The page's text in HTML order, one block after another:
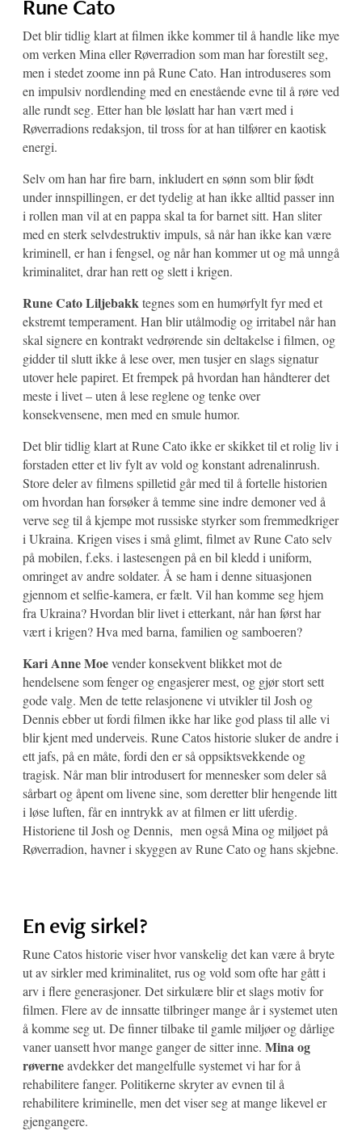
Rune Cato
Det blir tidlig klart at filmen ikke kommer til å handle like mye
om verken Mina eller Røverradion som man har forestilt seg,
men i stedet zoome inn på Rune Cato. Han introduseres som
en impulsiv nordlending med en enestående evne til å røre ved
alle rundt seg. Etter han ble løslatt har han vært med i
Røverradions redaksjon, til tross for at han tilfører en kaotisk
energi.
Selv om han har fire barn, inkludert en sønn som blir født
under innspillingen, er det tydelig at han ikke alltid passer inn
i rollen man vil at en pappa skal ta for barnet sitt. Han sliter
med en sterk selvdestruktiv impuls, så når han ikke kan være
kriminell, er han i fengsel, og når han kommer ut og må unngå
kriminalitet, drar han rett og slett i krigen.
Rune Cato Liljebakktegnes som en humørfylt fyr med et
ekstremt temperament. Han blir utålmodig og irritabel når han
skal signere en kontrakt vedrørende sin deltakelse i filmen, og
gidder til slutt ikke å lese over, men tusjer en slags signatur
utover hele papiret. Et frempek på hvordan han håndterer det
meste i livet – uten å lese reglene og tenke over
konsekvensene, men med en smule humor.
Det blir tidlig klart at Rune Cato ikke er skikket til et rolig liv i
forstaden etter et liv fylt av vold og konstant adrenalinrush.
Store deler av filmens spilletid går med til å fortelle historien
om hvordan han forsøker å temme sine indre demoner ved å
verve seg til å kjempe mot russiske styrker som fremmedkriger
i Ukraina. Krigen vises i små glimt, filmet av Rune Cato selv
på mobilen, f.eks. i lastesengen på en bil kledd i uniform,
omringet av andre soldater. Å se ham i denne situasjonen
gjennom et selfie-kamera, er fælt. Vil han komme seg hjem
fra Ukraina? Hvordan blir livet i etterkant, når han først har
vært i krigen? Hva med barna, familien og samboeren?
Kari Anne Moevender konsekvent blikket mot de
hendelsene som fenger og engasjerer mest, og gjør stort sett
gode valg. Men de tette relasjonene vi utvikler til Josh og
Dennis ebber ut fordi filmen ikke har like god plass til alle vi
blir kjent med underveis. Rune Catos historie sluker de andre i
ett jafs, på en måte, fordi den er så oppsiktsvekkende og
tragisk. Når man blir introdusert for mennesker som deler så
sårbart og åpent om livene sine, som deretter blir hengende litt
i løse luften, får en inntrykk av at filmen er litt uferdig.
Historiene til Josh og Dennis, men også Mina og miljøet på
Røverradion, havner i skyggen av Rune Cato og hans skjebne.
En evig sirkel?
Rune Catos historie viser hvor vanskelig det kan være å bryte
ut av sirkler med kriminalitet, rus og vold som ofte har gått i
arv i flere generasjoner. Det sirkulære blir et slags motiv for
filmen. Flere av de innsatte tilbringer mange år i systemet uten
å komme seg ut. De finner tilbake til gamle miljøer og dårlige
vaner uansett hvor mange ganger de sitter inne. Mina og
røverneavdekker det mangelfulle systemet vi har for å
rehabilitere fanger. Politikerne skryter av evnen til å
rehabilitere kriminelle, men det viser seg at mange likevel er
gjengangere.